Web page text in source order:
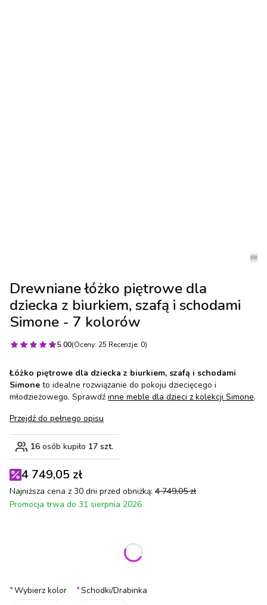
Drewniane łóżko piętrowe dla
dziecka z biurkiem, szafą i schodami
Simone - 7 kolorów
5.00(Oceny: 25 Recenzje: 0)
Łóżko piętrowe dla dziecka z biurkiem, szafą i schodami
Simone to idealne rozwiązanie do pokoju dziecięcego i
młodzieżowego. Sprawdź inne meble dla dzieci z kolekcji Simone.
Przejdź do pełnego opisu
16 osób kupiło 17 szt.
4 749,05 zł
Najniższa cena z 30 dni przed obniżką: 4 749,05 zł
Promocja trwa do 31 sierpnia 2026
Poszczególne warianty mogą różnić się ceną
*Wybierz kolor
*Schodki/Drabinka